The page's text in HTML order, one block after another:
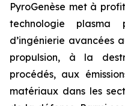
PyroGenèse met à
technologie
d’ingénierie avancées
propulsion, à la
procédés, aux
matériaux dans les